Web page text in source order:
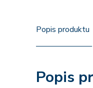
Popis produktu
Popis